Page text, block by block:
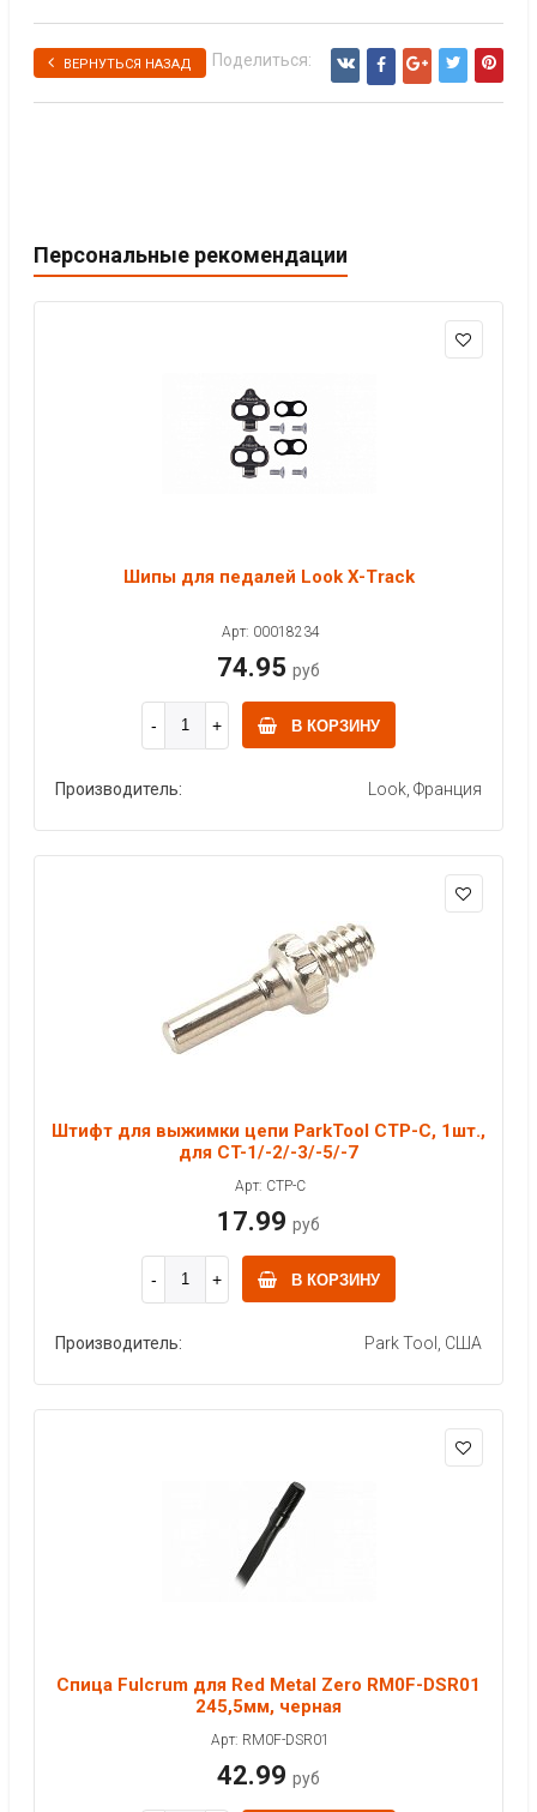
ВЕРНУТЬСЯ НАЗАД Поделиться:
Персональные рекомендации
Шипы для педалей Look X-Track
Арт: 00018234
74.95 руб
В КОРЗИНУ
Производитель: Look, Франция
Штифт для выжимки цепи ParkTool CTP-C, 1шт.,
для CT-1/-2/-3/-5/-7
Арт: CTP-C
17.99 руб
В КОРЗИНУ
Производитель: Park Tool, США
Спица Fulcrum для Red Metal Zero RM0F-DSR01
245,5мм, черная
Арт: RM0F-DSR01
42.99 руб